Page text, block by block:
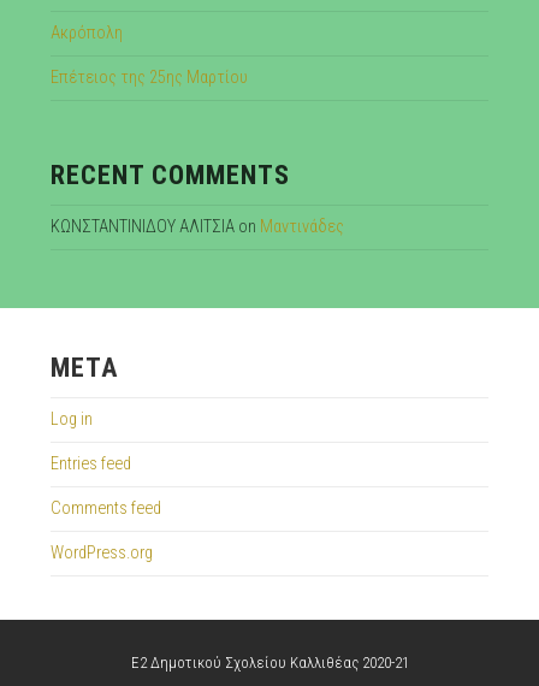
Ακρόπολη
Επέτειος της 25ης Μαρτίου
RECENT COMMENTS
ΚΩΝΣΤΑΝΤΙΝΙΔΟΥ ΑΛΙΤΣΙΑon Μαντινάδες
META
Log in
Entries feed
Comments feed
WordPress.org
Ε2 Δημοτικού Σχολείου Καλλιθέας 2020-21